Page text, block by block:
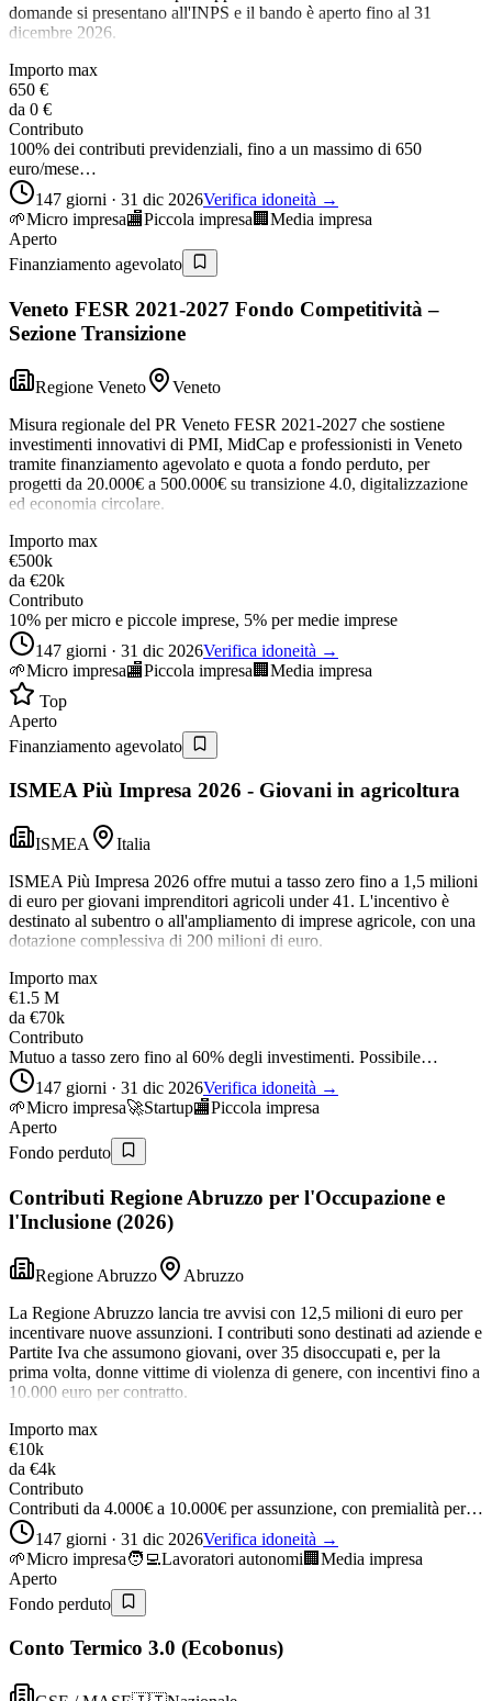
domande si presentano all'INPS e il bando è aperto fino al 31
dicembre 2026.
Importo max
650 €
da 0 €
Contributo
100% dei contributi previdenziali, fino a un massimo di 650
euro/mese…
147 giorni · 31 dic 2026Verifica idoneità →
🌱Micro impresa🏬Piccola impresa 🏢 Media impresa
Aperto
Finanziamento agevolato
Veneto FESR 2021-2027 Fondo Competitività –
Sezione Transizione
Regione Veneto
Veneto
Misura regionale del PR Veneto FESR 2021-2027 che sostiene
investimenti innovativi di PMI, MidCap e professionisti in Veneto
tramite finanziamento agevolato e quota a fondo perduto, per
progetti da 20.000€ a 500.000€ su transizione 4.0, digitalizzazione
ed economia circolare.
Importo max
€500k
da €20k
Contributo
10% per micro e piccole imprese, 5% per medie imprese
147 giorni · 31 dic 2026Verifica idoneità →
🌱Micro impresa🏬Piccola impresa 🏢 Media impresa
Top
Aperto
Finanziamento agevolato
ISMEA Più Impresa 2026 - Giovani in agricoltura
ISMEA
Italia
ISMEA Più Impresa 2026 offre mutui a tasso zero fino a 1,5 milioni
di euro per giovani imprenditori agricoli under 41. L'incentivo è
destinato al subentro o all'ampliamento di imprese agricole, con una
dotazione complessiva di 200 milioni di euro.
Importo max
€1.5 M
da €70k
Contributo
Mutuo a tasso zero fino al 60% degli investimenti. Possibile…
147 giorni · 31 dic 2026Verifica idoneità →
🌱Micro impresa🚀Startup🏬Piccola impresa
Aperto
Fondo perduto
Contributi Regione Abruzzo per l'Occupazione e
l'Inclusione (2026)
Regione Abruzzo
Abruzzo
La Regione Abruzzo lancia tre avvisi con 12,5 milioni di euro per
incentivare nuove assunzioni. I contributi sono destinati ad aziende e
Partite Iva che assumono giovani, over 35 disoccupati e, per la
prima volta, donne vittime di violenza di genere, con incentivi fino a
10.000 euro per contratto.
Importo max
€10k
da €4k
Contributo
Contributi da 4.000€ a 10.000€ per assunzione, con premialità per…
147 giorni · 31 dic 2026Verifica idoneità →
🌱Micro impresa🧑‍💻Lavoratori autonomi 🏢 Media impresa
Aperto
Fondo perduto
Conto Termico 3.0 (Ecobonus)